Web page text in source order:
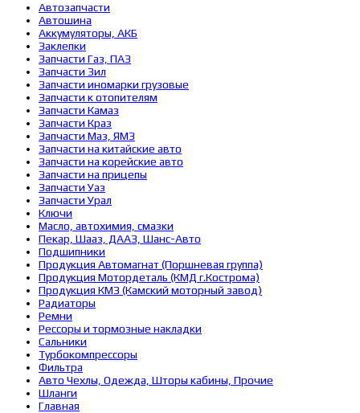
Автозапчасти
Автошина
Аккумуляторы, АКБ
Заклепки
Запчасти Газ, ПАЗ
Запчасти Зил
Запчасти иномарки грузовые
Запчасти к отопителям
Запчасти Камаз
Запчасти Краз
Запчасти Маз, ЯМЗ
Запчасти на китайские авто
Запчасти на корейские авто
Запчасти на прицепы
Запчасти Уаз
Запчасти Урал
Ключи
Масло, автохимия, смазки
Пекар, Шааз, ДААЗ, Шанс-Авто
Подшипники
Продукция Автомагнат (Поршневая группа)
Продукция Мотордеталь (КМД г.Кострома)
Продукция КМЗ (Камский моторный завод)
Радиаторы
Ремни
Рессоры и тормозные накладки
Сальники
Турбокомпрессоры
Фильтра
Авто Чехлы, Одежда, Шторы кабины, Прочие
Шланги
Главная